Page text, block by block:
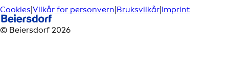
Cookies Vilkår for personvern Bruksvilkår Imprint
© Beiersdorf 2026